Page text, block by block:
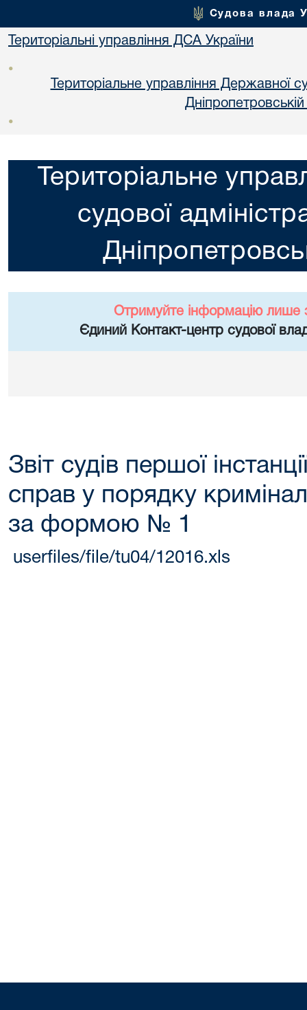
Судова влада
Територіальні управління ДСА України
•
Територіальне управління Державної
•
Територіальне
судової
Отримуйте інформацію лише
Єдиний Контакт-центр судової
Звіт судів першої
справ у порядку
за формою № 1
userfiles/file/tu04/12016.xls